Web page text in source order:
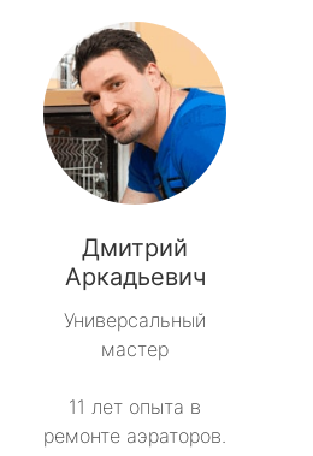
Дмитрий
Аркадьевич
Универсальный
мастер
11 лет опыта в
ремонте аэраторов.